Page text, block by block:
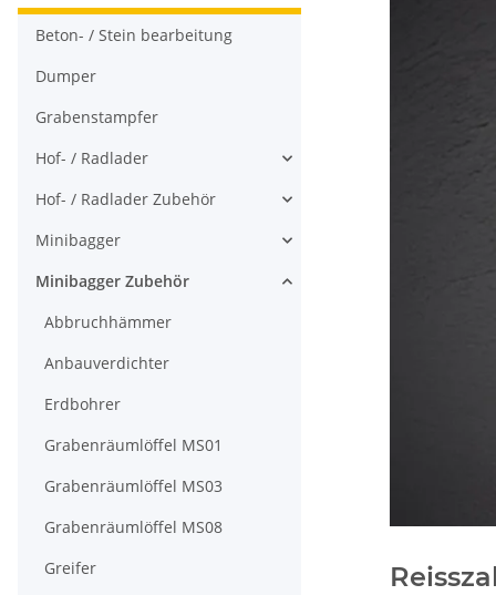
Beton- / Stein bearbeitung
Dumper
Grabenstampfer
Hof- / Radlader
Hof- / Radlader Zubehör
Minibagger
Minibagger Zubehör
Abbruchhämmer
Anbauverdichter
Erdbohrer
Grabenräumlöffel MS01
Grabenräumlöffel MS03
Grabenräumlöffel MS08
Greifer